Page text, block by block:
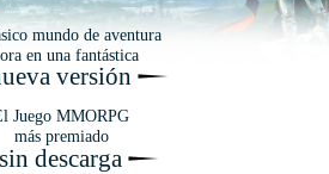
mundo de aventura
en una fantástica
versión
Juego MMORPG
más premiado
sin descarga